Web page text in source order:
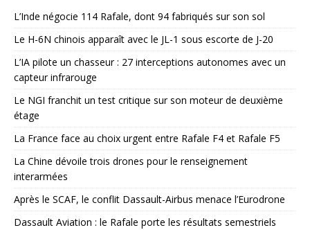
L’Inde négocie 114 Rafale, dont 94 fabriqués sur son sol
Le H-6N chinois apparaît avec le JL-1 sous escorte de J-20
L’IA pilote un chasseur : 27 interceptions autonomes avec un
capteur infrarouge
Le NGI franchit un test critique sur son moteur de deuxième
étage
La France face au choix urgent entre Rafale F4 et Rafale F5
La Chine dévoile trois drones pour le renseignement
interarmées
Après le SCAF, le conflit Dassault-Airbus menace l’Eurodrone
Dassault Aviation : le Rafale porte les résultats semestriels